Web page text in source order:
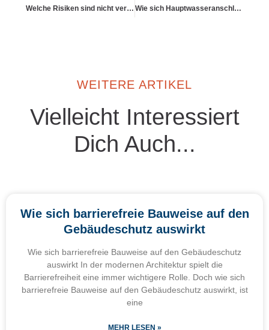
Welche Risiken sind nicht versichert? Wie sich Hauptwasseranschlüsse in der Police abbilden
WEITERE ARTIKEL
Vielleicht Interessiert
Dich Auch...
Wie sich barrierefreie Bauweise auf den
Gebäudeschutz auswirkt
Wie sich barrierefreie Bauweise auf den Gebäudeschutz
auswirkt In der modernen Architektur spielt die
Barrierefreiheit eine immer wichtigere Rolle. Doch wie sich
barrierefreie Bauweise auf den Gebäudeschutz auswirkt, ist
eine
MEHR LESEN »